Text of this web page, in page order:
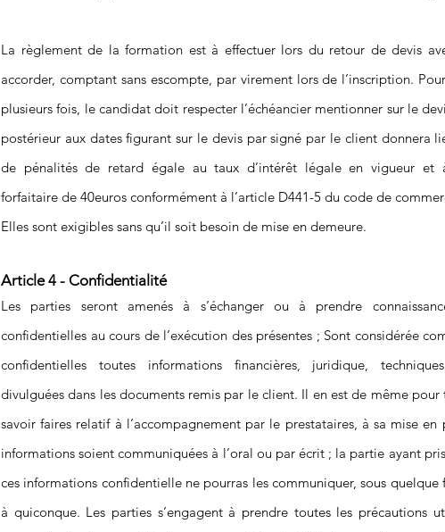
La règlement de la formation est à effectuer lors du retour de devis
accorder, comptant sans escompte, par virement lors de l’inscription.
plusieurs fois, le candidat doit respecter l’échéancier mentionner sur le
postérieur aux dates figurant sur le devis par signé par le client donnera
de pénalités de retard égale au taux d’intérêt légale en vigueur et
forfaitaire de 40euros conformément à l’article D441-5 du code de
Elles sont exigibles sans qu’il soit besoin de mise en demeure.
Article 4 - Confidentialité
Les parties seront amenés à s’échanger ou à prendre
confidentielles au cours de l’exécution des présentes ; Sont considérée
confidentielles toutes informations financières, juridique,
divulguées dans les documents remis par le client. Il en est de même
savoir faires relatif à l’accompagnement par le prestataires, à sa mise en
informations soient communiquées à l’oral ou par écrit ; la partie ayant
ces informations confidentielle ne pourras les communiquer, sous quelque
à quiconque. Les parties s’engagent à prendre toutes les précautions